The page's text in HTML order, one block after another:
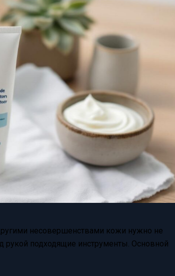
несовершенствами кожи нужно не
рукой подходящие инструменты. Основной